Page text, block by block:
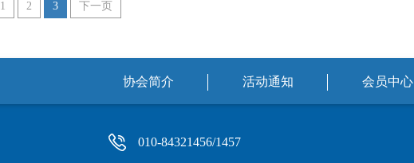
1 2 3 下一页
协会简介 活动通知 会员中心
010-84321456/1457